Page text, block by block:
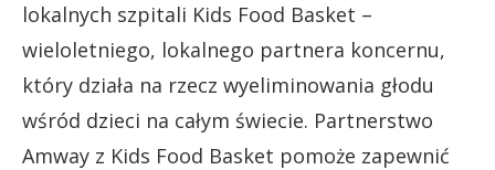
lokalnych szpitali Kids Food Basket –
wieloletniego, lokalnego partnera koncernu,
który działa na rzecz wyeliminowania głodu
wśród dzieci na całym świecie. Partnerstwo
Amway z Kids Food Basket pomoże zapewnić